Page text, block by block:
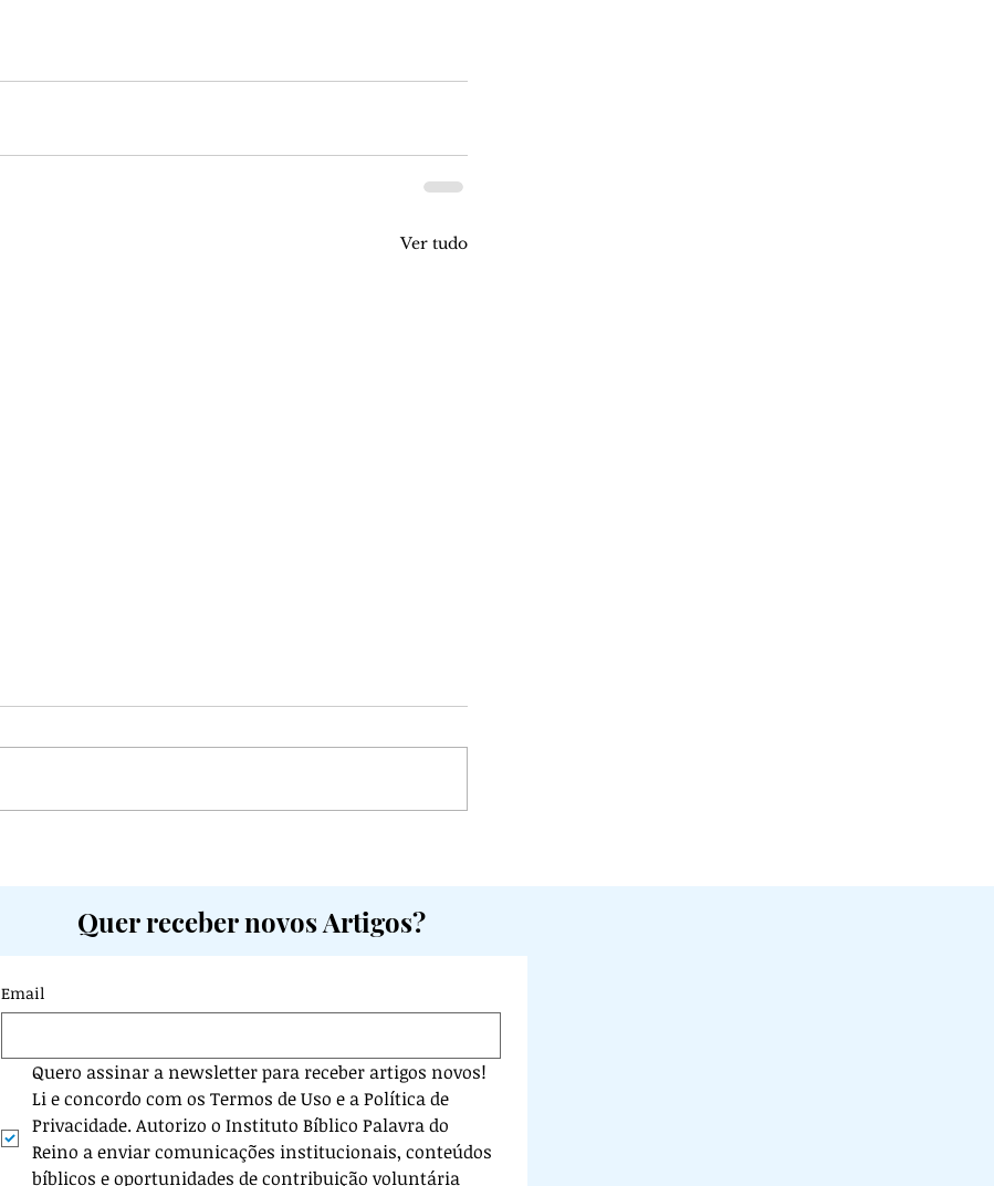
Ver tudo
Relação se Torna um Problema
Quer receber novos Artigos?
Email
Quero assinar a newsletter para receber artigos novos!
Li e concordo com os Termos de Uso e a Política de
Privacidade. Autorizo o Instituto Bíblico Palavra do
Reino a enviar comunicações institucionais, conteúdos
bíblicos e oportunidades de contribuição voluntária